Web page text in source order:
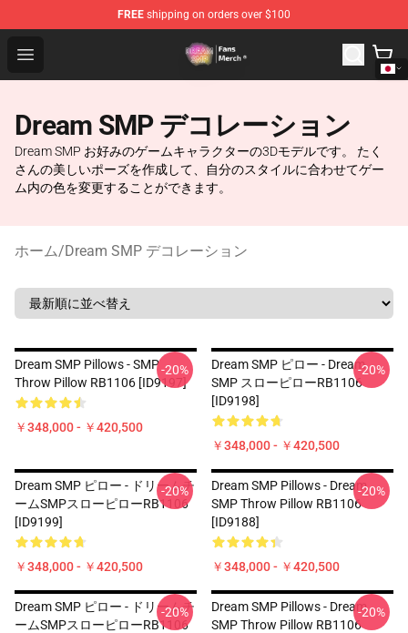
FREE shipping on orders over $100
Open menu
Dream SMP Store - Official Dream SMP Merchandise
Dream SMP デコレーション
Dream SMP お好みのゲームキャラクターの3Dモデルです。 たく
さんの美しいポーズを作成して、自分のスタイルに合わせてゲー
ム内の色を変更することができます。
ホーム/Dream SMP デコレーション
Dream SMP Pillows - SMP
Throw Pillow RB1106 [ID9197]
￥348,000 - ￥420,500
-20%
Dream SMP ピロー - Dream
SMP スローピローRB1106
[ID9198]
￥348,000 - ￥420,500
-20%
Dream SMP ピロー - ドリームチ
ームSMPスローピローRB1106
[ID9199]
￥348,000 - ￥420,500
-20%
Dream SMP Pillows - Dream
SMP Throw Pillow RB1106
[ID9188]
￥348,000 - ￥420,500
-20%
Dream SMP ピロー - ドリームチ
ームSMPスローピローRB1106
-20%
Dream SMP Pillows - Dream
SMP Throw Pillow RB1106
-20%